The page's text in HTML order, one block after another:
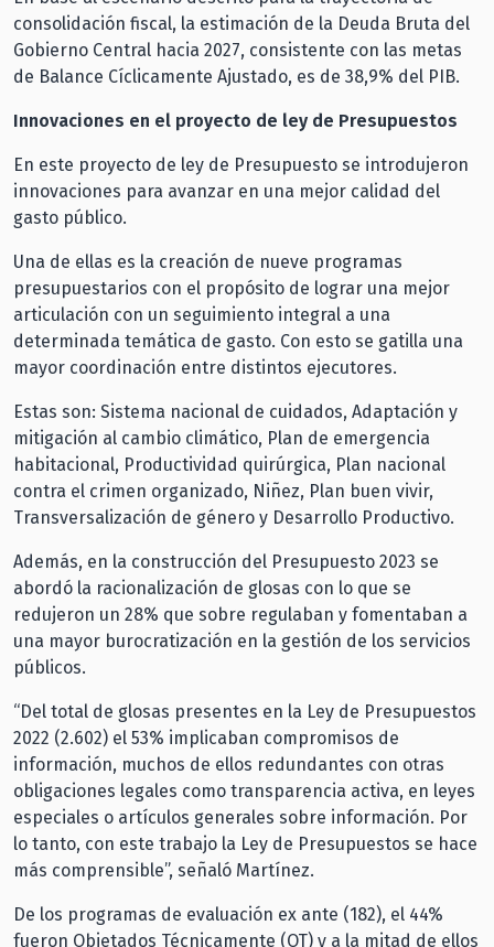
consolidación fiscal, la estimación de la Deuda Bruta del
Gobierno Central hacia 2027, consistente con las metas
de Balance Cíclicamente Ajustado, es de 38,9% del PIB.
Innovaciones en el proyecto de ley de Presupuestos
En este proyecto de ley de Presupuesto se introdujeron
innovaciones para avanzar en una mejor calidad del
gasto público.
Una de ellas es la creación de nueve programas
presupuestarios con el propósito de lograr una mejor
articulación con un seguimiento integral a una
determinada temática de gasto. Con esto se gatilla una
mayor coordinación entre distintos ejecutores.
Estas son: Sistema nacional de cuidados, Adaptación y
mitigación al cambio climático, Plan de emergencia
habitacional, Productividad quirúrgica, Plan nacional
contra el crimen organizado, Niñez, Plan buen vivir,
Transversalización de género y Desarrollo Productivo.
Además, en la construcción del Presupuesto 2023 se
abordó la racionalización de glosas con lo que se
redujeron un 28% que sobre regulaban y fomentaban a
una mayor burocratización en la gestión de los servicios
públicos.
“Del total de glosas presentes en la Ley de Presupuestos
2022 (2.602) el 53% implicaban compromisos de
información, muchos de ellos redundantes con otras
obligaciones legales como transparencia activa, en leyes
especiales o artículos generales sobre información. Por
lo tanto, con este trabajo la Ley de Presupuestos se hace
más comprensible”, señaló Martínez.
De los programas de evaluación ex ante (182), el 44%
fueron Objetados Técnicamente (OT) y a la mitad de ellos